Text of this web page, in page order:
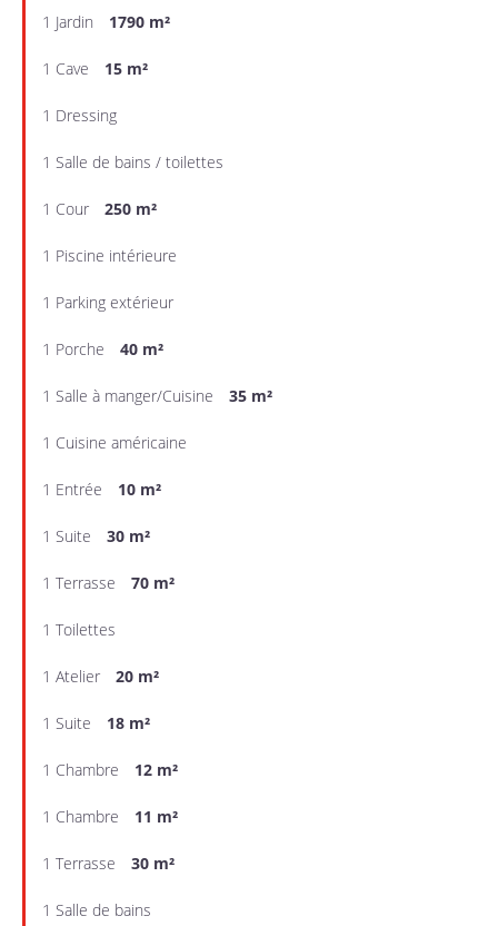
1 Jardin 1790 m²
1 Cave 15 m²
1 Dressing
1 Salle de bains / toilettes
1 Cour 250 m²
1 Piscine intérieure
1 Parking extérieur
1 Porche 40 m²
1 Salle à manger/Cuisine 35 m²
1 Cuisine américaine
1 Entrée 10 m²
1 Suite 30 m²
1 Terrasse 70 m²
1 Toilettes
1 Atelier 20 m²
1 Suite 18 m²
1 Chambre 12 m²
1 Chambre 11 m²
1 Terrasse 30 m²
1 Salle de bains